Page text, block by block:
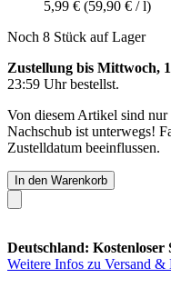
5,99 € (59,90 € / l)
Noch 8 Stück auf Lager
Zustellung bis Mittwoch,
23:59 Uhrbestellst.
Von diesem Artikel sind
Nachschub ist unterwegs!
Zustelldatum beeinflussen.
In den Warenkorb
Deutschland: Kostenloser
Weitere Infos zu Versand &